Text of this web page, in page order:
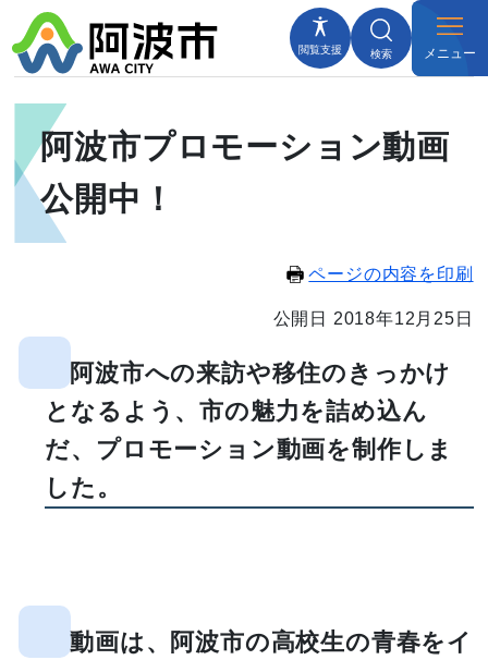
閲覧支援 検索 メニュー
阿波市プロモーション動画
公開中！
ページの内容を印刷
公開日 2018年12月25日
阿波市への来訪や移住のきっかけ
となるよう、市の魅力を詰め込ん
だ、プロモーション動画を制作しま
した。
動画は、阿波市の高校生の青春をイ